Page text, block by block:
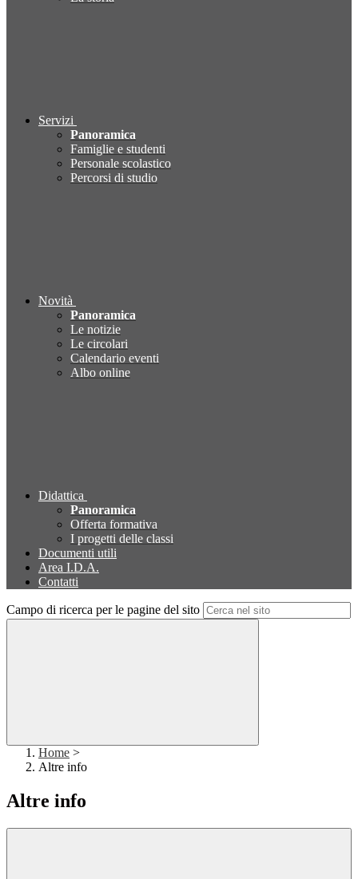
Servizi
Panoramica
Famiglie e studenti
Personale scolastico
Percorsi di studio
Novità
Panoramica
Le notizie
Le circolari
Calendario eventi
Albo online
Didattica
Panoramica
Offerta formativa
I progetti delle classi
Documenti utili
Area I.D.A.
Contatti
Campo di ricerca per le pagine del sito
Home >
Altre info
Altre info